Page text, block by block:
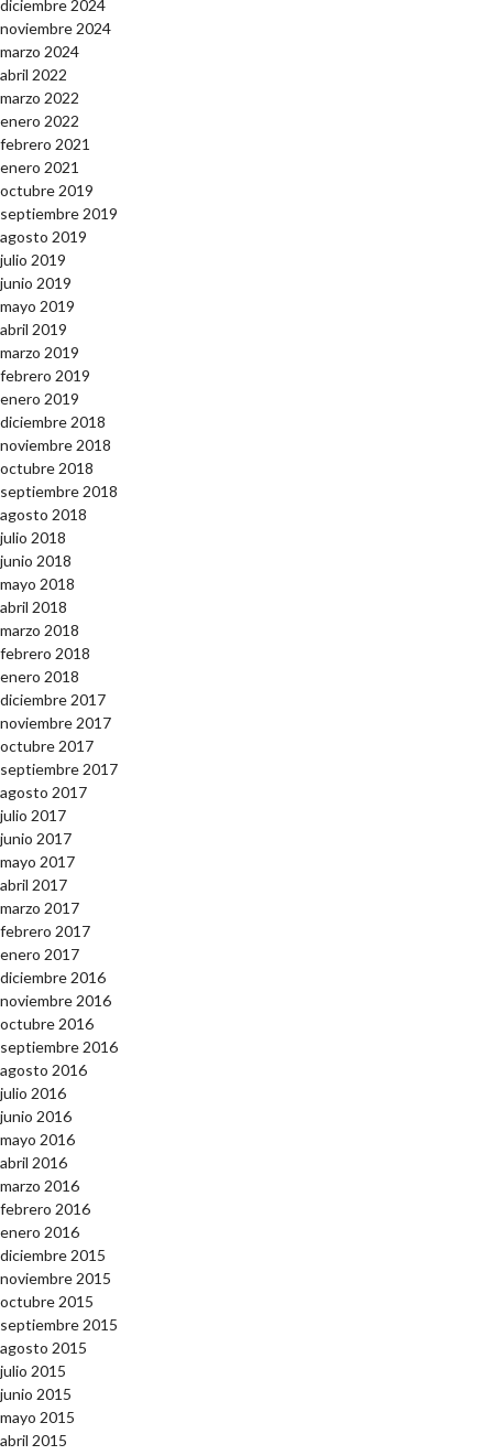
diciembre 2024
noviembre 2024
marzo 2024
abril 2022
marzo 2022
enero 2022
febrero 2021
enero 2021
octubre 2019
septiembre 2019
agosto 2019
julio 2019
junio 2019
mayo 2019
abril 2019
marzo 2019
febrero 2019
enero 2019
diciembre 2018
noviembre 2018
octubre 2018
septiembre 2018
agosto 2018
julio 2018
junio 2018
mayo 2018
abril 2018
marzo 2018
febrero 2018
enero 2018
diciembre 2017
noviembre 2017
octubre 2017
septiembre 2017
agosto 2017
julio 2017
junio 2017
mayo 2017
abril 2017
marzo 2017
febrero 2017
enero 2017
diciembre 2016
noviembre 2016
octubre 2016
septiembre 2016
agosto 2016
julio 2016
junio 2016
mayo 2016
abril 2016
marzo 2016
febrero 2016
enero 2016
diciembre 2015
noviembre 2015
octubre 2015
septiembre 2015
agosto 2015
julio 2015
junio 2015
mayo 2015
abril 2015